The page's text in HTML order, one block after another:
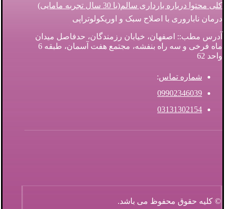
کلی محتوا درباره بارداری سالم(با 30 سال تجربه مامایی)
درمان ناباروری با اصلاح سبک و اوریکولوتراپی
آدرس مطب:: اصفهان، خیابان رزمندگان، حدفاصل میدان
ماه فرخی و سه راه بنفشه، مجتمع هفت آسمان، طبقه 6
واحد 62
شماره تماس:
09902346039
03131302154
© کلیه حقوق محفوظ می باشد.